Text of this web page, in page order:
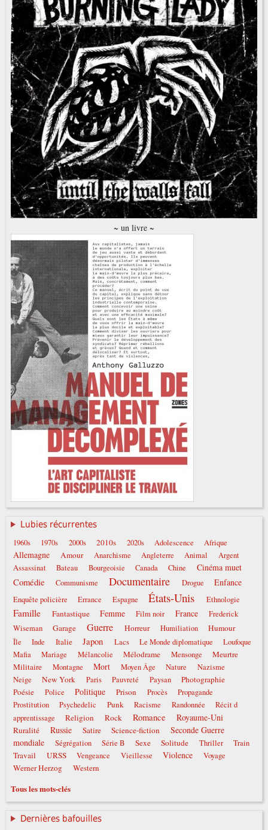
~ un livre ~
Lubies récurrentes
1960s 1970s 2000s 2010s 2020s Adolescence Afrique
Allemagne Amour Anarchisme Angleterre Animal
Argent
Assassinat
Bateau Bourgeoisie Canada Chine Cinéma muet
Comédie Communisme Documentaire Drogue Enfance
Enquête policière Errance Espagne États-Unis Ethnologie
Famille Fantastique Femme Film noir France
Frederick
Wiseman
Garage Guerre Horreur Humiliation Humour
Île Inde Italie Japon Lacs Le Monde diplomatique
Loufoque
Mafia
Mariage Mélancolie Mélodrame Mensonge
Meurtre
Militaire
Montagne Mort Moyen Âge Nature
Nazisme
Neige
New York Paris Pauvreté Paysan
Photographie
Poésie
Police Politique Prison Procès
Propagande
Prostitution
Psychedelic Punk Racisme Randonnée
Récit d
apprentissage
Religion Rock Romance Royaume-Uni
Ruralité Russie Satire Science-fiction
Seconde Guerre
mondiale
Ségrégation Série B Sexe Solitude Thriller Train
Travail URSS Vengeance Vieillesse Violence Voyage
Werner Herzog Western
Tous les mots-clés
Dernières bafouilles